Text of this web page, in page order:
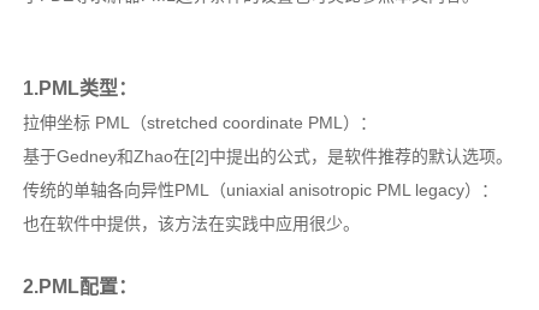
1.PML类型：
拉伸坐标 PML（stretched coordinate PML）：
基于Gedney和Zhao在[2]中提出的公式，是软件推荐的默认选项。
传统的单轴各向异性PML（uniaxial anisotropic PML legacy）：
也在软件中提供，该方法在实践中应用很少。
2.PML配置：